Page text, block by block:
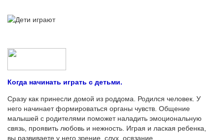
Когда начинать играть с детьми.
Сразу как принесли домой из роддома. Родился человек. У
него начинает формироваться органы чувств. Общение
малышей с родителями поможет наладить эмоциональную
связь, проявить любовь и нежность. Играя и лаская ребенка,
вы развиваете у него зрение, слух, осязание.